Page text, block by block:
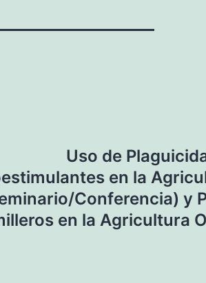
Uso de
en la
Conferencia) y
en la Agricultura